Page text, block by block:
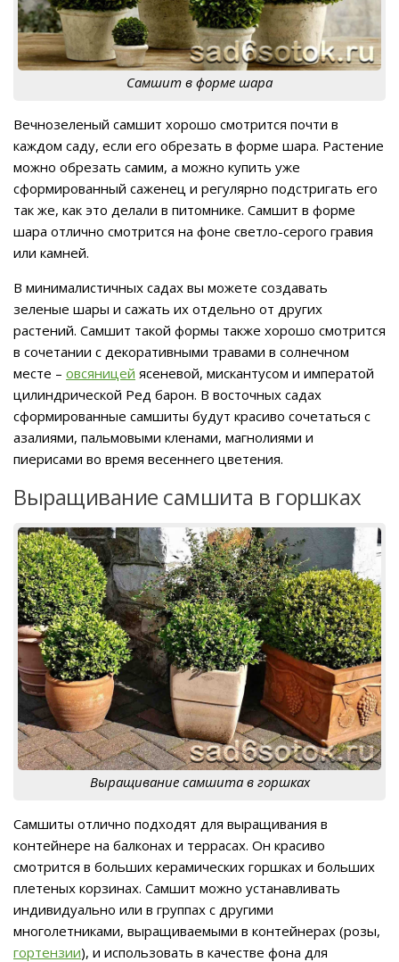
Самшит в форме шара
Вечнозеленый самшит хорошо смотрится почти в
каждом саду, если его обрезать в форме шара. Растение
можно обрезать самим, а можно купить уже
сформированный саженец и регулярно подстригать его
так же, как это делали в питомнике. Самшит в форме
шара отлично смотрится на фоне светло-серого гравия
или камней.
В минималистичных садах вы можете создавать
зеленые шары и сажать их отдельно от других
растений. Самшит такой формы также хорошо смотрится
в сочетании с декоративными травами в солнечном
месте – овсяницей ясеневой, мискантусом и императой
цилиндрической Ред барон. В восточных садах
сформированные самшиты будут красиво сочетаться с
азалиями, пальмовыми кленами, магнолиями и
пиерисами во время весеннего цветения.
Выращивание самшита в горшках
Выращивание самшита в горшках
Самшиты отлично подходят для выращивания в
контейнере на балконах и террасах. Он красиво
смотрится в больших керамических горшках и больших
плетеных корзинах. Самшит можно устанавливать
индивидуально или в группах с другими
многолетниками, выращиваемыми в контейнерах (розы,
гортензии), и использовать в качестве фона для